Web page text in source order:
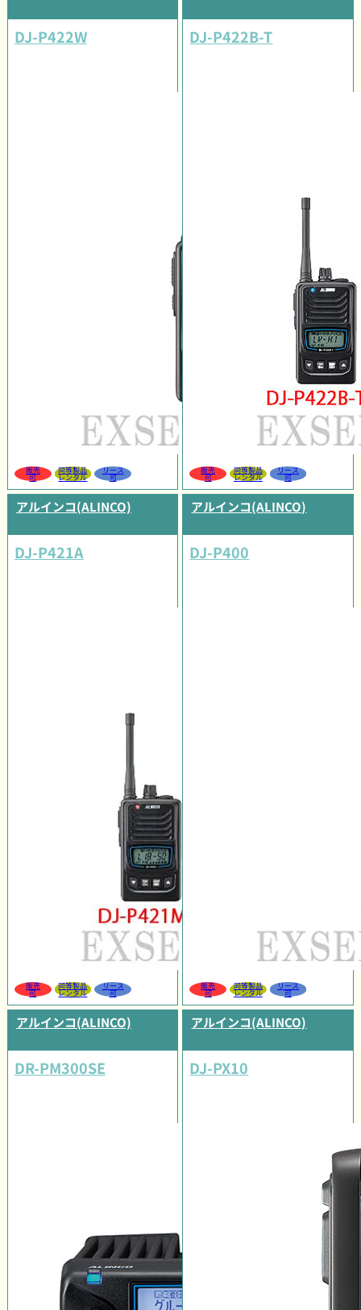
DJ-P422W
販売
可
同等製品
レンタル
リース
可
DJ-P422B-T
販売
可
同等製品
レンタル
リース
可
アルインコ(ALINCO)
DJ-P421A
販売
可
同等製品
レンタル
リース
可
アルインコ(ALINCO)
DJ-P400
販売
可
同等製品
レンタル
リース
可
アルインコ(ALINCO)
DR-PM300SE
アルインコ(ALINCO)
DJ-PX10